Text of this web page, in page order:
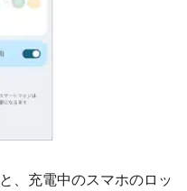
、充電中のスマホのロッ